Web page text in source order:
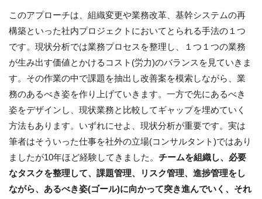
このアプローチは、組織変更や業務改革、基幹システムの再
構築といった社内プロジェクトにおいてとられる手法の１つ
です。現状分析では業務プロセスを整理し、１つ１つの業務
が生み出す価値とかけるコスト(労力)のバランスを見ていきま
す。その作業の中で課題を抽出し改善案を模索しながら、業
務のあるべき姿を作り上げていきます。一方で先にあるべき
姿をデザインし、現状業務と比較してギャップを埋めていく
方法もあります。いずれにせよ、現状分析が重要です。実は
筆者はそういった仕事を社外の立場(コンサルタント)ではあり
ましたが10年ほど経験してきました。 チームを組織し、必要
なタスクを整理して、課題管理、リスク管理、進捗管理をし
ながら、あるべき姿(ゴール)に向かって突き進んでいく、それ